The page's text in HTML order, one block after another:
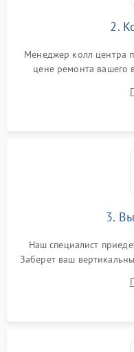
2.
Менеджер колл центра
цене ремонта вашего
3.
Наш специалист
Заберет ваш